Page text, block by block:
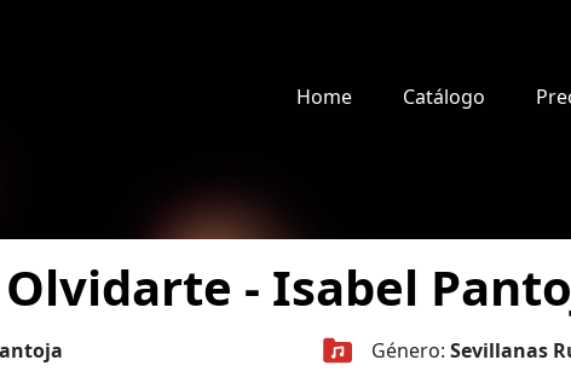
Home Catálogo
- Isabel
Género: Sevillanas